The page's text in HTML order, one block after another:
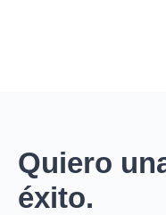
Quiero
éxito.